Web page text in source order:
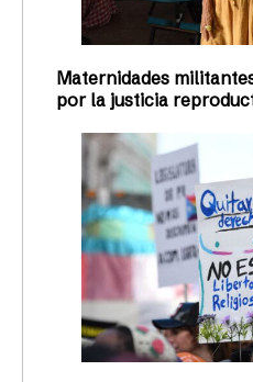
Maternidades
por la justicia